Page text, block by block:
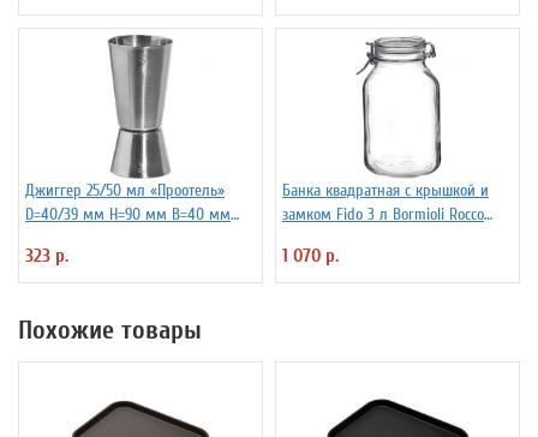
Джиггер 25/50 мл «Проотель»
D=40/39 мм H=90 мм B=40 мм
323 р.
Банка квадратная с крышкой и
замком Fido 3 л Bormioli Rocco
1 070 р.
Похожие товары